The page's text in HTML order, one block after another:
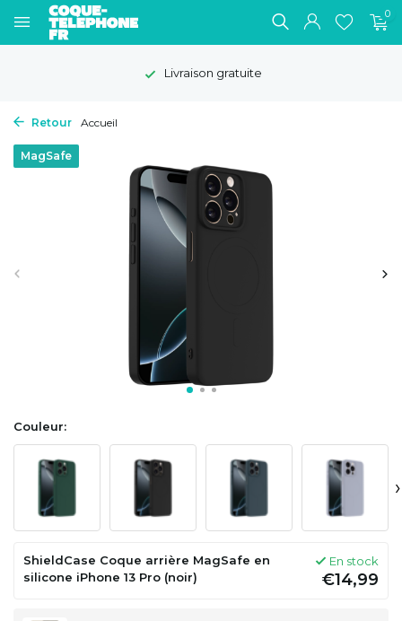
0
Livraison gratuite
Retour Accueil
MagSafe
Couleur:
›
ShieldCase Coque arrière MagSafe en
silicone iPhone 13 Pro (noir)
En stock
€14,99